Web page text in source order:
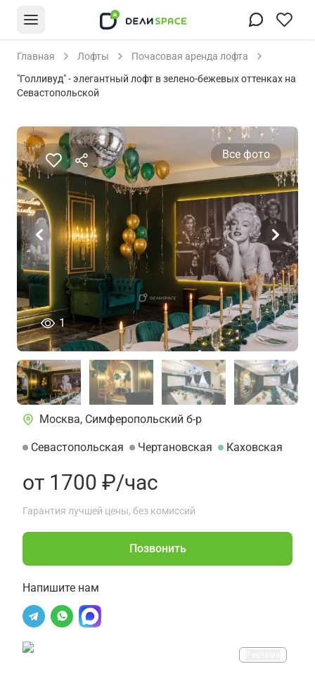
Главная Лофты
Почасовая аренда лофта
"Голливуд" - элегантный лофт в зелено-бежевых оттенках на
Севастопольской
1человек просматривали это объявление
Все фото
Москва, Симферопольский б-р
Севастопольская Чертановская Каховская
от 1700 ₽/час
Гарантия лучшей цены, без комиссий
Позвонить
Напишите нам